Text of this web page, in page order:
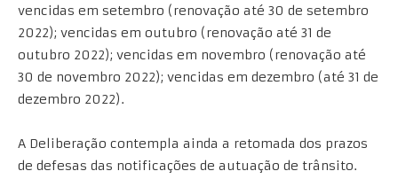
vencidas em setembro (renovação até 30 de setembro
2022); vencidas em outubro (renovação até 31 de
outubro 2022); vencidas em novembro (renovação até
30 de novembro 2022); vencidas em dezembro (até 31 de
dezembro 2022).
A Deliberação contempla ainda a retomada dos prazos
de defesas das notificações de autuação de trânsito.